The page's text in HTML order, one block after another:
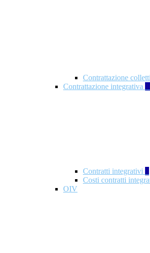
Contrattazione
Contrattazione integrativa
Contratti integrativi 3
Costi contratti
OIV